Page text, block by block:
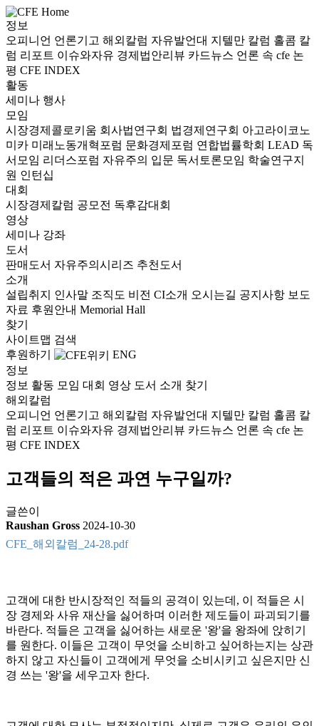
정보
오피니언 언론기고 해외칼럼 자유발언대 지텔만 칼럼 홀콤 칼
럼 리포트 이슈와자유 경제법안리뷰 카드뉴스 언론 속 cfe 논
평 CFE INDEX
활동
세미나 행사
모임
시장경제콜로키움 회사법연구회 법경제연구회 아고라이코노
미카 미래노동개혁포럼 문화경제포럼 연합법률학회 LEAD 독
서모임 리더스포럼 자유주의 입문 독서토론모임 학술연구지
원 인턴십
대회
시장경제칼럼 공모전 독후감대회
영상
세미나 강좌
도서
판매도서 자유주의시리즈 추천도서
소개
설립취지 인사말 조직도 비전 CI소개 오시는길 공지사항 보도
자료 후원안내 Memorial Hall
찾기
사이트맵 검색
후원하기
ENG
정보
정보 활동 모임 대회 영상 도서 소개 찾기
해외칼럼
오피니언 언론기고 해외칼럼 자유발언대 지텔만 칼럼 홀콤 칼
럼 리포트 이슈와자유 경제법안리뷰 카드뉴스 언론 속 cfe 논
평 CFE INDEX
고객들의 적은 과연 누구일까?
글쓴이
Raushan Gross 2024-10-30
CFE_해외칼럼_24-28.pdf
고객에 대한 반시장적인 적들의 공격이 있는데, 이 적들은 시
장 경제와 사유 재산을 싫어하며 이러한 제도들이 파괴되기를
바란다. 적들은 고객을 싫어하는 새로운 '왕'을 왕좌에 앉히기
를 원한다. 이들은 고객이 무엇을 소비하고 싶어하는지는 상관
하지 않고 자신들이 고객에게 무엇을 소비시키고 싶은지만 신
경 쓰는 '왕'을 세우고자 한다.